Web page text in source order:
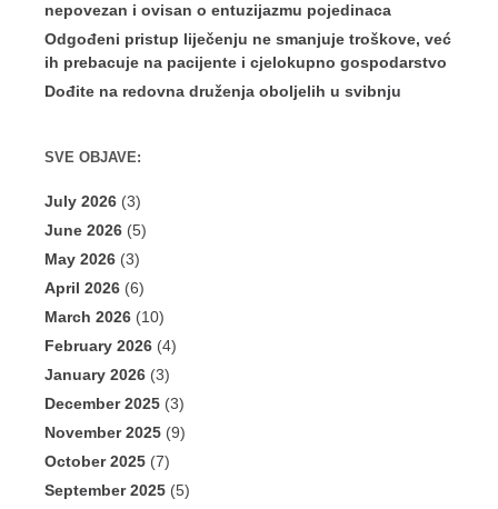
nepovezan i ovisan o entuzijazmu pojedinaca
Odgođeni pristup liječenju ne smanjuje troškove, već
ih prebacuje na pacijente i cjelokupno gospodarstvo
Dođite na redovna druženja oboljelih u svibnju
SVE OBJAVE:
July 2026 (3)
June 2026 (5)
May 2026 (3)
April 2026 (6)
March 2026 (10)
February 2026 (4)
January 2026 (3)
December 2025 (3)
November 2025 (9)
October 2025 (7)
September 2025 (5)